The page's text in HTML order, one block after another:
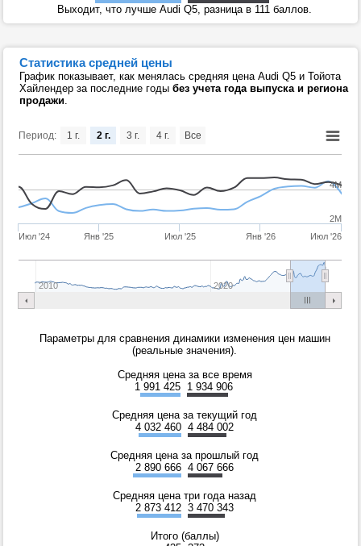
Выходит, что лучше Audi Q5, разница в 111 баллов.
Статистика средней цены
График показывает, как менялась средняя цена Audi Q5 и Тойота
Хайлендер за последние годы без учета года выпуска и региона
продажи
Период:
Июл '24 Янв '25 Июл '25 Янв '26 Июл '26
2010 2020
4M
2M
1 г. 2 г. 3 г. 4 г. Все
Параметры для сравнения динамики изменения цен машин
(реальные значения).
Средняя цена за все время
1 991 425 1 934 906
Средняя цена за текущий год
4 032 460 4 484 002
Средняя цена за прошлый год
2 890 666 4 067 666
Средняя цена три года назад
2 873 412 3 470 343
Итого (баллы)